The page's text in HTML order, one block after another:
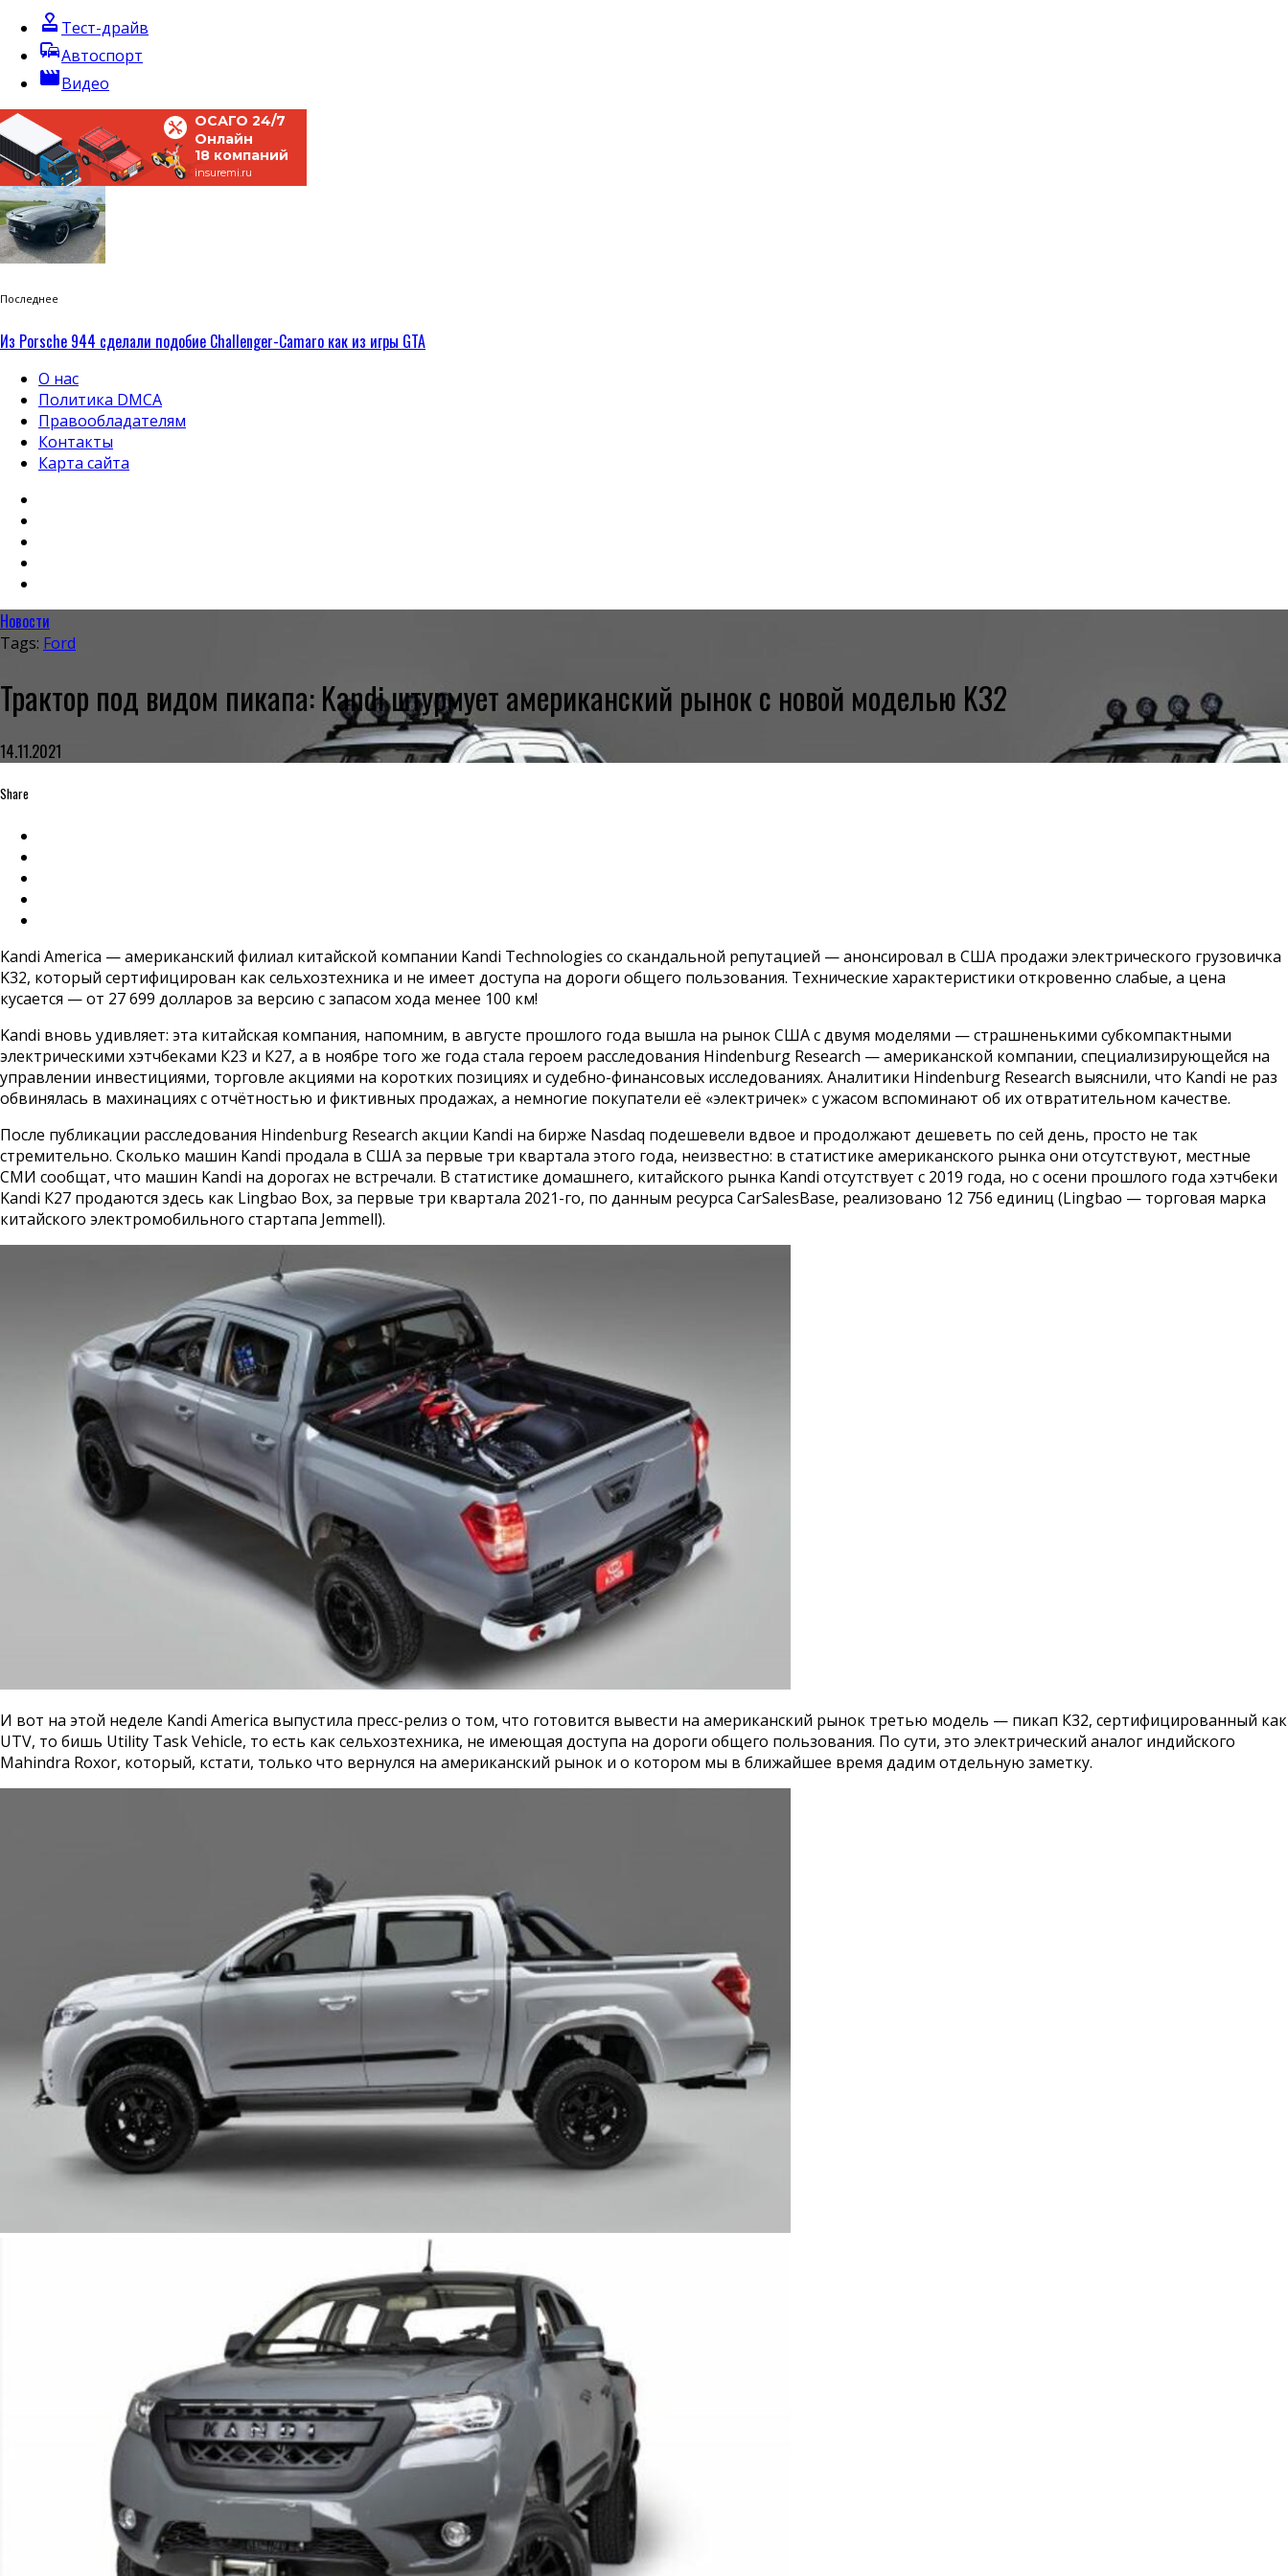
approval Тест-драйв
commuteАвтоспорт
movieВидео
ОСАГО 24/7
Онлайн
18 компаний
insuremi.ru
Последнее
Из Porsche 944 сделали подобие Challenger-Camaro как из игры GTA
О нас
Политика DMCA
Правообладателям
Контакты
Карта сайта
Новости
Tags: Ford
Трактор под видом пикапа: Kandi штурмует американский рынок с новой моделью K32
14.11.2021
Share
Kandi America — американский филиал китайской компании Kandi Technologies со скандальной репутацией — анонсировал в США продажи электрического грузовичка
K32, который сертифицирован как сельхозтехника и не имеет доступа на дороги общего пользования. Технические характеристики откровенно слабые, а цена
кусается — от 27 699 долларов за версию с запасом хода менее 100 км!
Kandi вновь удивляет: эта китайская компания, напомним, в августе прошлого года вышла на рынок США с двумя моделями — страшненькими субкомпактными
электрическими хэтчбеками К23 и К27, а в ноябре того же года стала героем расследования Hindenburg Research — американской компании, специализирующейся на
управлении инвестициями, торговле акциями на коротких позициях и судебно-финансовых исследованиях. Аналитики Hindenburg Research выяснили, что Kandi не раз
обвинялась в махинациях с отчётностью и фиктивных продажах, а немногие покупатели её «электричек» с ужасом вспоминают об их отвратительном качестве.
После публикации расследования Hindenburg Research акции Kandi на бирже Nasdaq подешевели вдвое и продолжают дешеветь по сей день, просто не так
стремительно. Сколько машин Kandi продала в США за первые три квартала этого года, неизвестно: в статистике американского рынка они отсутствуют, местные
СМИ сообщат, что машин Kandi на дорогах не встречали. В статистике домашнего, китайского рынка Kandi отсутствует с 2019 года, но с осени прошлого года хэтчбеки
Kandi К27 продаются здесь как Lingbao Box, за первые три квартала 2021-го, по данным ресурса CarSalesBase, реализовано 12 756 единиц (Lingbao — торговая марка
китайского электромобильного стартапа Jemmell).
И вот на этой неделе Kandi America выпустила пресс-релиз о том, что готовится вывести на американский рынок третью модель — пикап К32, сертифицированный как
UTV, то бишь Utility Task Vehicle, то есть как сельхозтехника, не имеющая доступа на дороги общего пользования. По сути, это электрический аналог индийского
Mahindra Roxor, который, кстати, только что вернулся на американский рынок и о котором мы в ближайшее время дадим отдельную заметку.